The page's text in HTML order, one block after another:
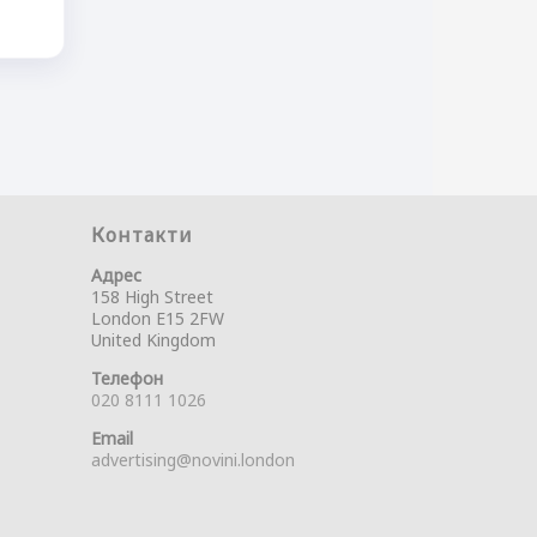
Контакти
Адрес
158 High Street
London E15 2FW
United Kingdom
Телефон
020 8111 1026
Email
advertising@novini.london